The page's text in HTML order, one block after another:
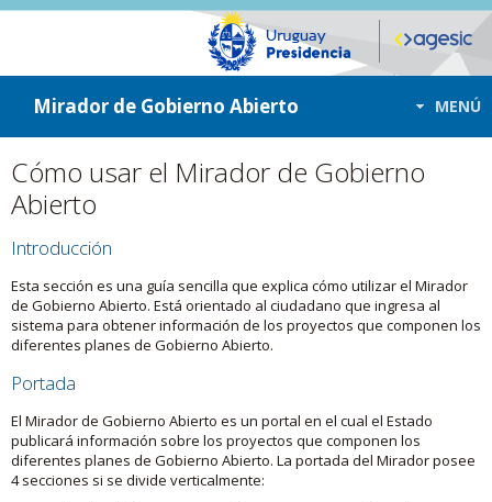
ir a contenido
ir al menú
Mirador de Gobierno Abierto MENÚ
Cómo usar el Mirador de Gobierno
Abierto
Introducción
Esta sección es una guía sencilla que explica cómo utilizar el Mirador
de Gobierno Abierto. Está orientado al ciudadano que ingresa al
sistema para obtener información de los proyectos que componen los
diferentes planes de Gobierno Abierto.
Portada
El Mirador de Gobierno Abierto es un portal en el cual el Estado
publicará información sobre los proyectos que componen los
diferentes planes de Gobierno Abierto. La portada del Mirador posee
4 secciones si se divide verticalmente: